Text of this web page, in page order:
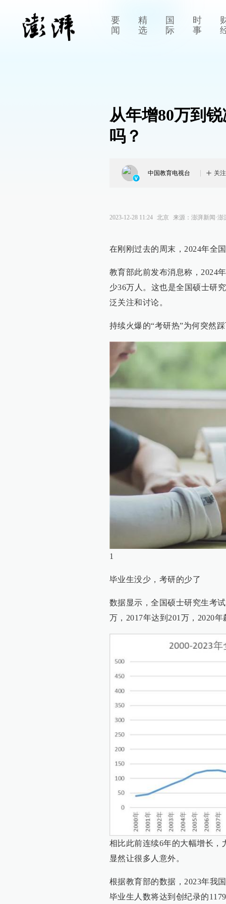
要
闻
精
选
国
际
时
事
从年增80万到
吗？
中国教育电视台 关注
2023-12-28 11:24 北京 来源： 澎湃新闻·澎
在刚刚过去的周末，2024年全
教育部此前发布消息称，2024
少36万人。这也是全国硕士研
泛关注和讨论。
持续火爆的“考研热”为何突然
1
毕业生没少，考研的少了
数据显示，全国硕士研究生考
万，2017年达到201万，2020
相比此前连续6年的大幅增长，
显然让很多人意外。
根据教育部的数据，2023年我
毕业生人数将达到创纪录的